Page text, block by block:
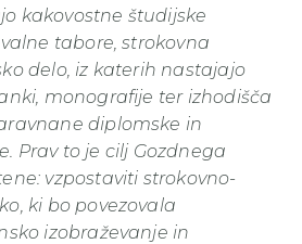
kakovostne študijske
tabore, strokovna
delo, iz katerih nastajajo
monografije ter izhodišča
diplomske in
Prav to je cilj Gozdnega
vzpostaviti strokovno-
ki bo povezovala
izobraževanje in